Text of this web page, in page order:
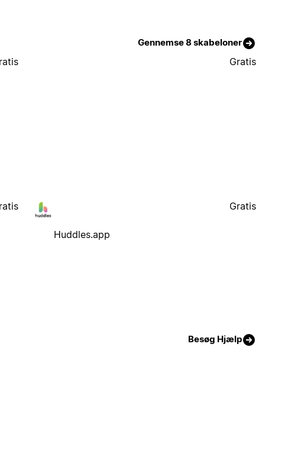
Gennemse 8 skabeloner
Gratis
Huddles.app
Gratis
Besøg Hjælp